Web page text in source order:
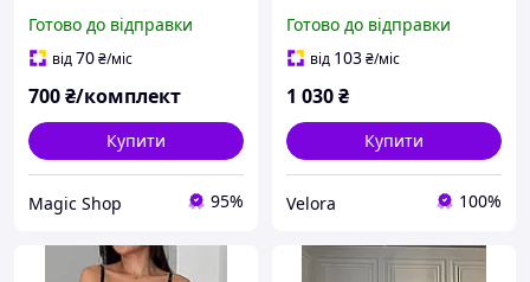
Готово до відправки
від70₴/міс
700₴/комплект
Купити
Magiс Shop 95%
Готово до відправки
від 103₴/міс
1 030₴
Купити
Velora 100%